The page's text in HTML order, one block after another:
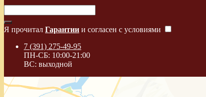
Я прочитал Гарантии и согласен с условиями
7 (391) 275-49-95
ПН-СБ: 10:00-21:00
ВС: выходной